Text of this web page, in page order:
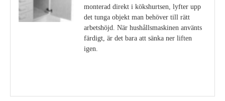
monterad direkt i kökshurtsen, lyfter upp
det tunga objekt man behöver till rätt
arbetshöjd. När hushållsmaskinen använts
färdigt, är det bara att sänka ner liften
igen.